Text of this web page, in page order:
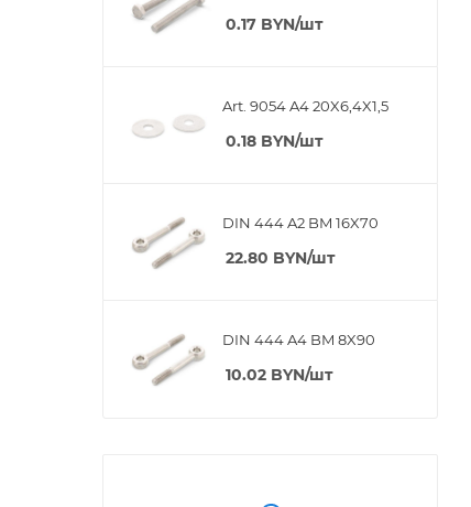
0.17 BYN/шт
Art. 9054 A4 20X6,4X1,5
0.18 BYN/шт
DIN 444 A2 BM 16X70
22.80 BYN/шт
DIN 444 A4 BM 8X90
10.02 BYN/шт